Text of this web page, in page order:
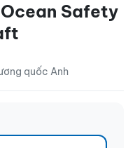
Safety
quốc Anh